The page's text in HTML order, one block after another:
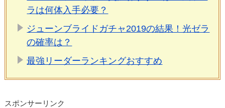
ラは何体入手必要？
ジューンブライドガチャ2019の結果！光ゼラ
の確率は？
最強リーダーランキングおすすめ
スポンサーリンク